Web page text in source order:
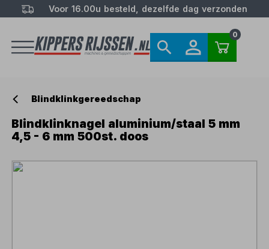
Voor 16.00u besteld, dezelfde dag verzonden
0
Blindklinkgereedschap
Blindklinknagel aluminium/staal 5 mm
4,5 - 6 mm 500st. doos